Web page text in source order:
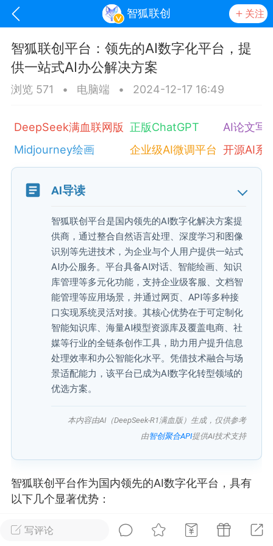
智狐联创 关注
电脑端 智狐AI工作台
中英翻译
事想用上客户端...
#智狐AI工作台
22
龙坤智创合作品牌
电脑端 公开内容
Opus 5 已在 Claude、Claude
API，以及 Amazon Web
Max 的新默认模型，并成为
注接入效率、调用成本和企业报销流程
写评论
智狐联创平台：领先的AI数字化平台，提
供一站式AI办公解决方案
浏览 571 • 电脑端 • 2024-12-17 16:49
DeepSeek满血联网版
Midjourney绘画
正版ChatGPT
企业级AI微调平台
AI论文写
开源AI系
AI导读
智狐联创平台是国内领先的AI数字化解决方案提
供商，通过整合自然语言处理、深度学习和图像
识别等先进技术，为企业与个人用户提供一站式
AI办公服务。平台具备AI对话、智能绘画、知识
库管理等多元化功能，支持企业级客服、文档智
能管理等应用场景，并通过网页、API等多种接
口实现系统灵活对接。其核心优势在于可定制化
智能知识库、海量AI模型资源库及覆盖电商、社
媒等行业的全链条创作工具，助力用户提升信息
处理效率和办公智能化水平。凭借技术融合与场
景适配能力，该平台已成为AI数字化转型领域的
优选方案。
本内容由AI（DeepSeek-R1满血版）生成，仅供参考
由智创聚合API提供AI技术支持
智狐联创平台作为国内领先的AI数字化平台，具有
以下几个显著优势：
领先的AI技术接入能力
：